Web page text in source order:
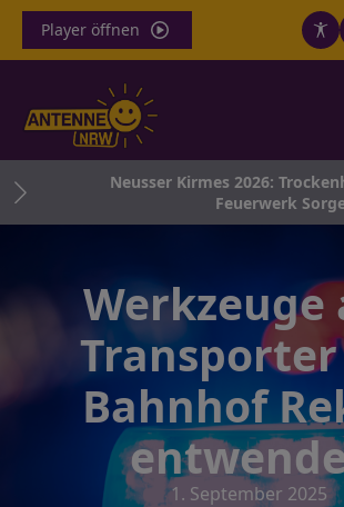
Player öffnen
Neusser Kirmes 2026:
Feuerwerk Sorgen
Werkzeuge
Bahnhof
1. September 2025